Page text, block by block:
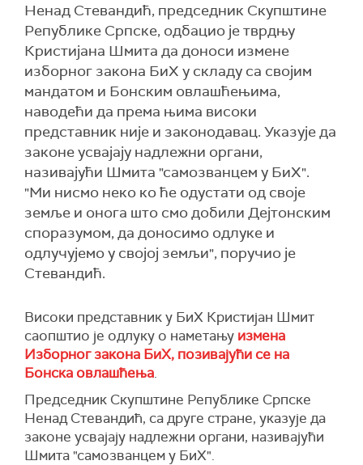
Ненад Стевандић, председник Скупштине
Републике Српске, одбацио је тврдњу
Кристијана Шмита да доноси измене
изборног закона БиХ у складу са својим
мандатом и Бонским овлашћењима,
наводећи да према њима високи
представник није и законодавац. Указује да
законе усвајају надлежни органи,
називајући Шмита "самозванцем у БиХ".
"Ми нисмо неко ко ће одустати од своје
земље и онога што смо добили Дејтонским
споразумом, да доносимо одлуке и
одлучујемо у својој земљи", поручио је
Стевандић.
Високи представник у БиХ Кристијан Шмит
саопштио је одлуку о наметању измена
Изборног закона БиХ, позивајући се на
Бонска овлашћења.
Председник Скупштине Републике Српске
Ненад Стевандић, са друге стране, указује да
законе усвајају надлежни органи, називајући
Шмита "самозванцем у БиХ".